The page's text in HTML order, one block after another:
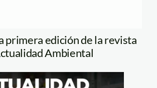
primera edición de la revista
Ambiental